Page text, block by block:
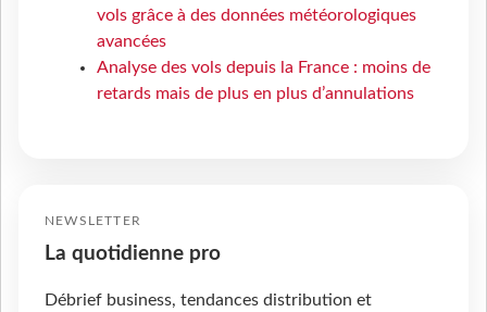
vols grâce à des données météorologiques
avancées
Analyse des vols depuis la France : moins de
retards mais de plus en plus d’annulations
NEWSLETTER
La quotidienne pro
Débrief business, tendances distribution et